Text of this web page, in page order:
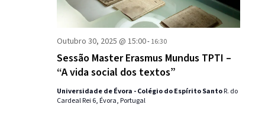
Sessão Master Erasmus Mundus TPTI –
“A vida social dos textos”
Outubro 30, 2025 @ 15:00-16:30
Universidade de Évora - Colégio do Espírito SantoR. do
Cardeal Rei 6, Évora, Portugal